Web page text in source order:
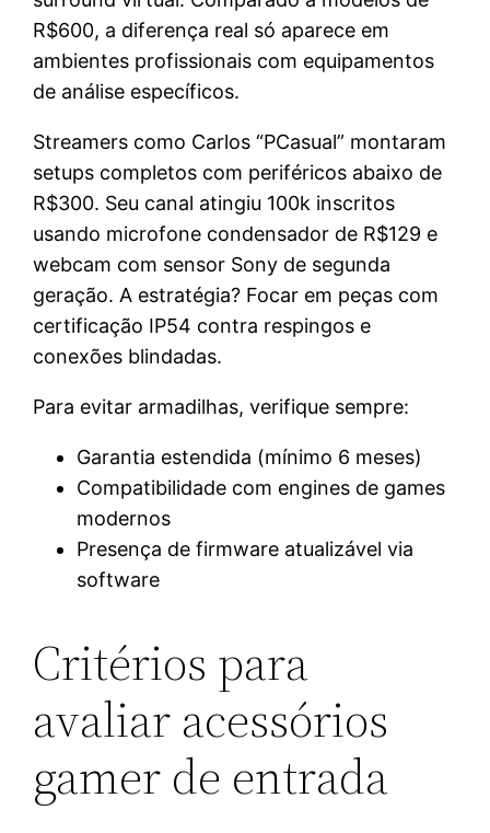
R$600, a diferença real só aparece em
ambientes profissionais com equipamentos
de análise específicos.
Streamers como Carlos “PCasual” montaram
setups completos com periféricos abaixo de
R$300. Seu canal atingiu 100k inscritos
usando microfone condensador de R$129 e
webcam com sensor Sony de segunda
geração. A estratégia? Focar em peças com
certificação IP54 contra respingos e
conexões blindadas.
Para evitar armadilhas, verifique sempre:
Garantia estendida (mínimo 6 meses)
Compatibilidade com engines de games
modernos
Presença de firmware atualizável via
software
Critérios para
avaliar acessórios
gamer de entrada